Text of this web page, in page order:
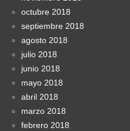
octubre 2018
septiembre 2018
agosto 2018
julio 2018
junio 2018
mayo 2018
abril 2018
marzo 2018
febrero 2018